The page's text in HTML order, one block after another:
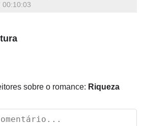
00:10:03
sobre o romance: Riqueza